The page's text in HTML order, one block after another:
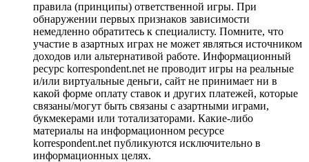
правила (принципы) ответственной игры. При
обнаружении первых признаков зависимости
немедленно обратитесь к специалисту. Помните, что
участие в азартных играх не может являться источником
доходов или альтернативой работе. Информационный
ресурс korrespondent.net не проводит игры на реальные
и/или виртуальные деньги, сайт не принимает ни в
какой форме оплату ставок и других платежей, которые
связаны/могут быть связаны с азартными играми,
букмекерами или тотализаторами. Какие-либо
материалы на информационном ресурсе
korrespondent.net публикуются исключительно в
информационных целях.